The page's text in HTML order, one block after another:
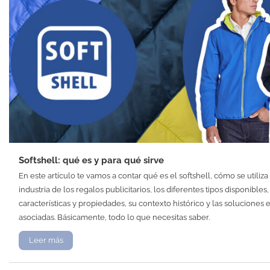
Softshell: qué es y para qué sirve
En este artículo te vamos a contar qué es el softshell, cómo se
industria de los regalos publicitarios, los diferentes tipos disponibles,
características y propiedades, su contexto histórico y las soluciones
asociadas. Básicamente, todo lo que necesitas saber.
Leer más